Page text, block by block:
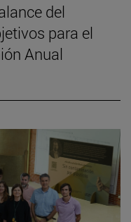
del
para el
Anual